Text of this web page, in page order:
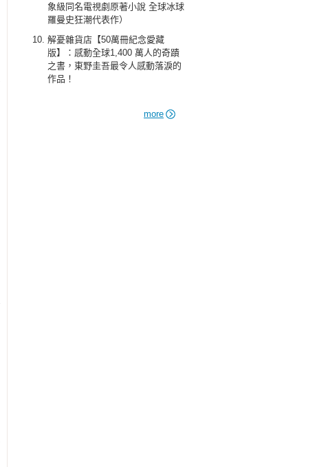
象級同名電視劇原著小說 全球冰球
羅曼史狂潮代表作）
解憂雜貨店【50萬冊紀念愛藏
版】：感動全球1,400 萬人的奇蹟
之書，東野圭吾最令人感動落淚的
作品！
more